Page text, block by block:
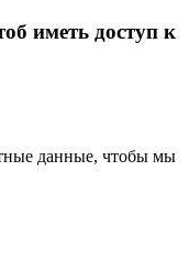
иметь доступ к
данные, чтобы мы